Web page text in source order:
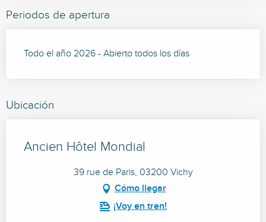
Periodos de apertura
Todo el año 2026 - Abierto todos los días
Ubicación
Ancien Hôtel Mondial
39 rue de Paris, 03200 Vichy
Cómo llegar
¡Voy en tren!